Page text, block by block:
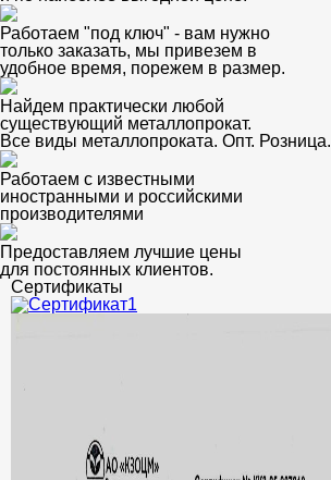
Работаем "под ключ" - вам нужно
только заказать, мы привезем в
удобное время, порежем в размер.
Найдем практически любой
существующий металлопрокат.
Все виды металлопроката. Опт. Розница.
Работаем с известными
иностранными и российскими
производителями
Предоставляем лучшие цены
для постоянных клиентов.
Сертификаты